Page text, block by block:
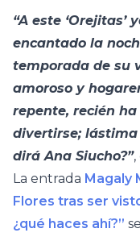
“A este
encantado la
temporada de su
amoroso y
repente, recién
divertirse; lástima
dirá Ana Siucho?”,
La entrada Magaly
Flores tras ser
¿qué haces ahí?”